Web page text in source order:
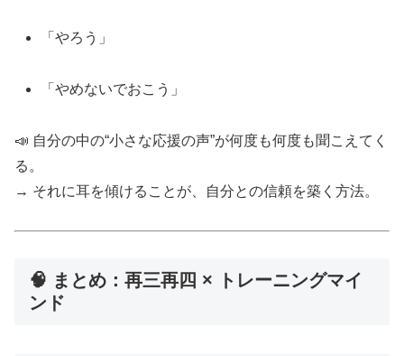
「やろう」
「やめないでおこう」
📣 自分の中の“小さな応援の声”が何度も何度も聞こえてく
る。
→ それに耳を傾けることが、自分との信頼を築く方法。
🧠 まとめ：再三再四 × トレーニングマイ
ンド